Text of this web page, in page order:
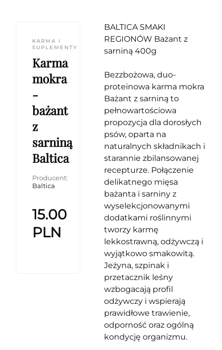
KARMA I
SUPLEMENTY
Karma
mokra
-
bażant
z
sarniną
Baltica
Producent:
Baltica
15.00
PLN
BALTICA SMAKI
REGIONÓW Bażant z
sarniną 400g
Bezzbożowa, duo-
proteinowa karma mokra
Bażant z sarniną to
pełnowartościowa
propozycja dla dorosłych
psów, oparta na
naturalnych składnikach i
starannie zbilansowanej
recepturze. Połączenie
delikatnego mięsa
bażanta i sarniny z
wyselekcjonowanymi
dodatkami roślinnymi
tworzy karmę
lekkostrawną, odżywczą i
wyjątkowo smakowitą.
Jeżyna, szpinak i
przetacznik leśny
wzbogacają profil
odżywczy i wspierają
prawidłowe trawienie,
odporność oraz ogólną
kondycję organizmu.